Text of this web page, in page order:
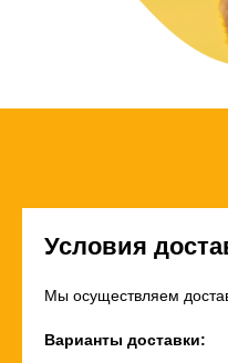
Условия
Мы осуществляем
Варианты доставки: